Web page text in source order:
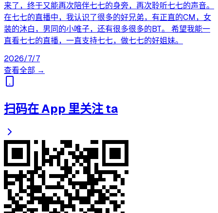
来了，终于又能再次陪伴七七的身旁，再次聆听七七的声音。
在七七的直播中，我认识了很多的好兄弟，有正直的CM，女
装的沐白，男同的小唯子，还有很多很多的BT。 希望我能一
直看七七的直播，一直支持七七，做七七的好姐妹。
2026/7/7
查看全部 →
扫码在 App 里关注 ta